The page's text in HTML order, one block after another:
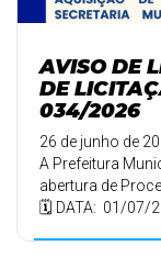
AVISO DE
DE
034/2026
26 de junho de
A Prefeitura
abertura de
🗓️ DATA: 01/07/